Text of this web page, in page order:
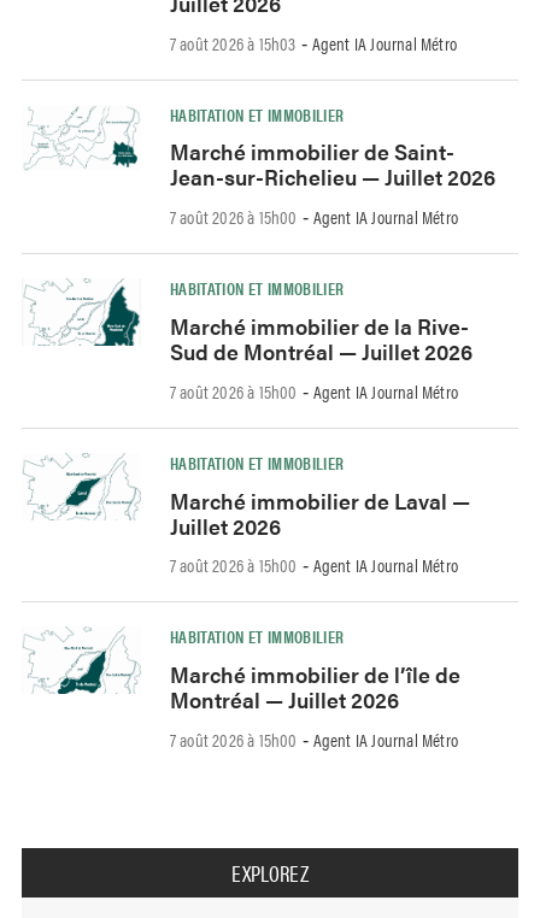
7 août 2026 à 15h03 - Agent IA Journal Métro
HABITATION ET IMMOBILIER
Marché immobilier de Saint-
Jean-sur-Richelieu — Juillet 2026
7 août 2026 à 15h00 - Agent IA Journal Métro
HABITATION ET IMMOBILIER
Marché immobilier de la Rive-
Sud de Montréal — Juillet 2026
7 août 2026 à 15h00 - Agent IA Journal Métro
HABITATION ET IMMOBILIER
Marché immobilier de Laval —
Juillet 2026
7 août 2026 à 15h00 - Agent IA Journal Métro
HABITATION ET IMMOBILIER
Marché immobilier de l’île de
Montréal — Juillet 2026
7 août 2026 à 15h00 - Agent IA Journal Métro
EXPLOREZ